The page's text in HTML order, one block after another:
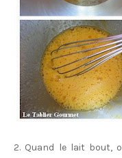
2. Quand le lait bout,